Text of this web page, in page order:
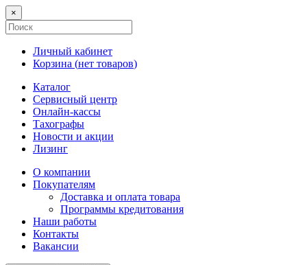
×
Личный кабинет
Корзина (нет товаров)
Каталог
Сервисный центр
Онлайн-кассы
Тахографы
Новости и акции
Лизинг
О компании
Покупателям
Доставка и оплата товара
Программы кредитования
Наши работы
Контакты
Вакансии